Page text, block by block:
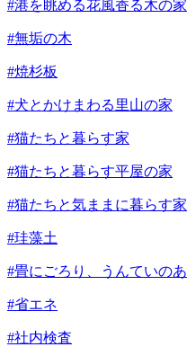
#港を眺める花風香る木の家
#無垢の木
#焼杉板
#犬とかけまわる里山の家
#猫たちと暮らす家
#猫たちと暮らす平屋の家
#猫たちと気ままに暮らす家
#珪藻土
#畳にごろり、うんていの
#省エネ
#社内検査